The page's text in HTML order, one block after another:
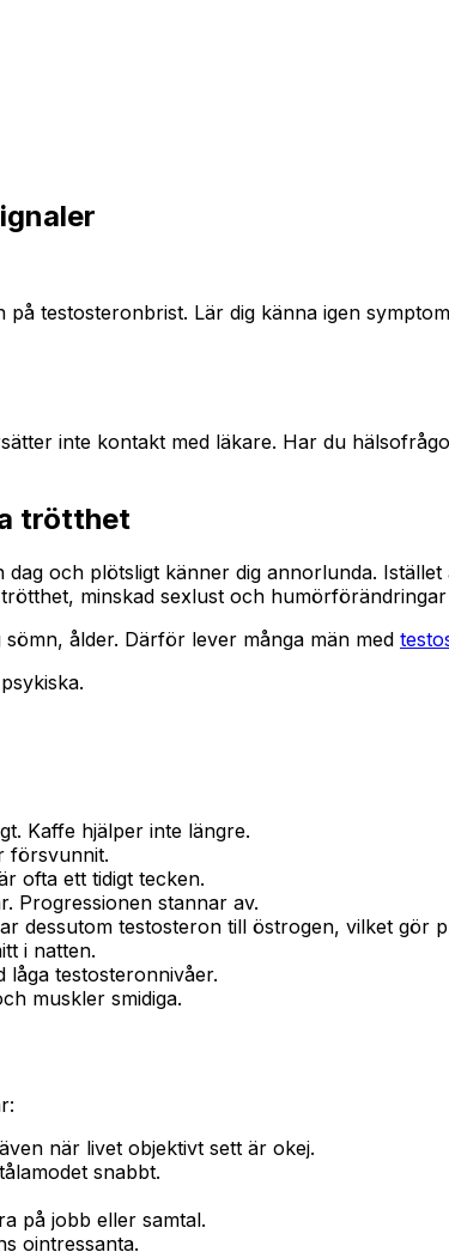
testosteronbrist. Lär dig känna igen
inte kontakt med läkare. Har du
trötthet
och plötsligt känner dig annorlunda.
minskad sexlust och
ålder. Därför lever många män med
Kaffe hjälper inte längre.
försvunnit.
ofta ett tidigt tecken.
Progressionen stannar av.
dessutom testosteron till östrogen, vilket gör
i natten.
testosteronnivåer.
muskler smidiga.
när livet objektivt sett är okej.
snabbt.
på jobb eller samtal.
ointressanta.